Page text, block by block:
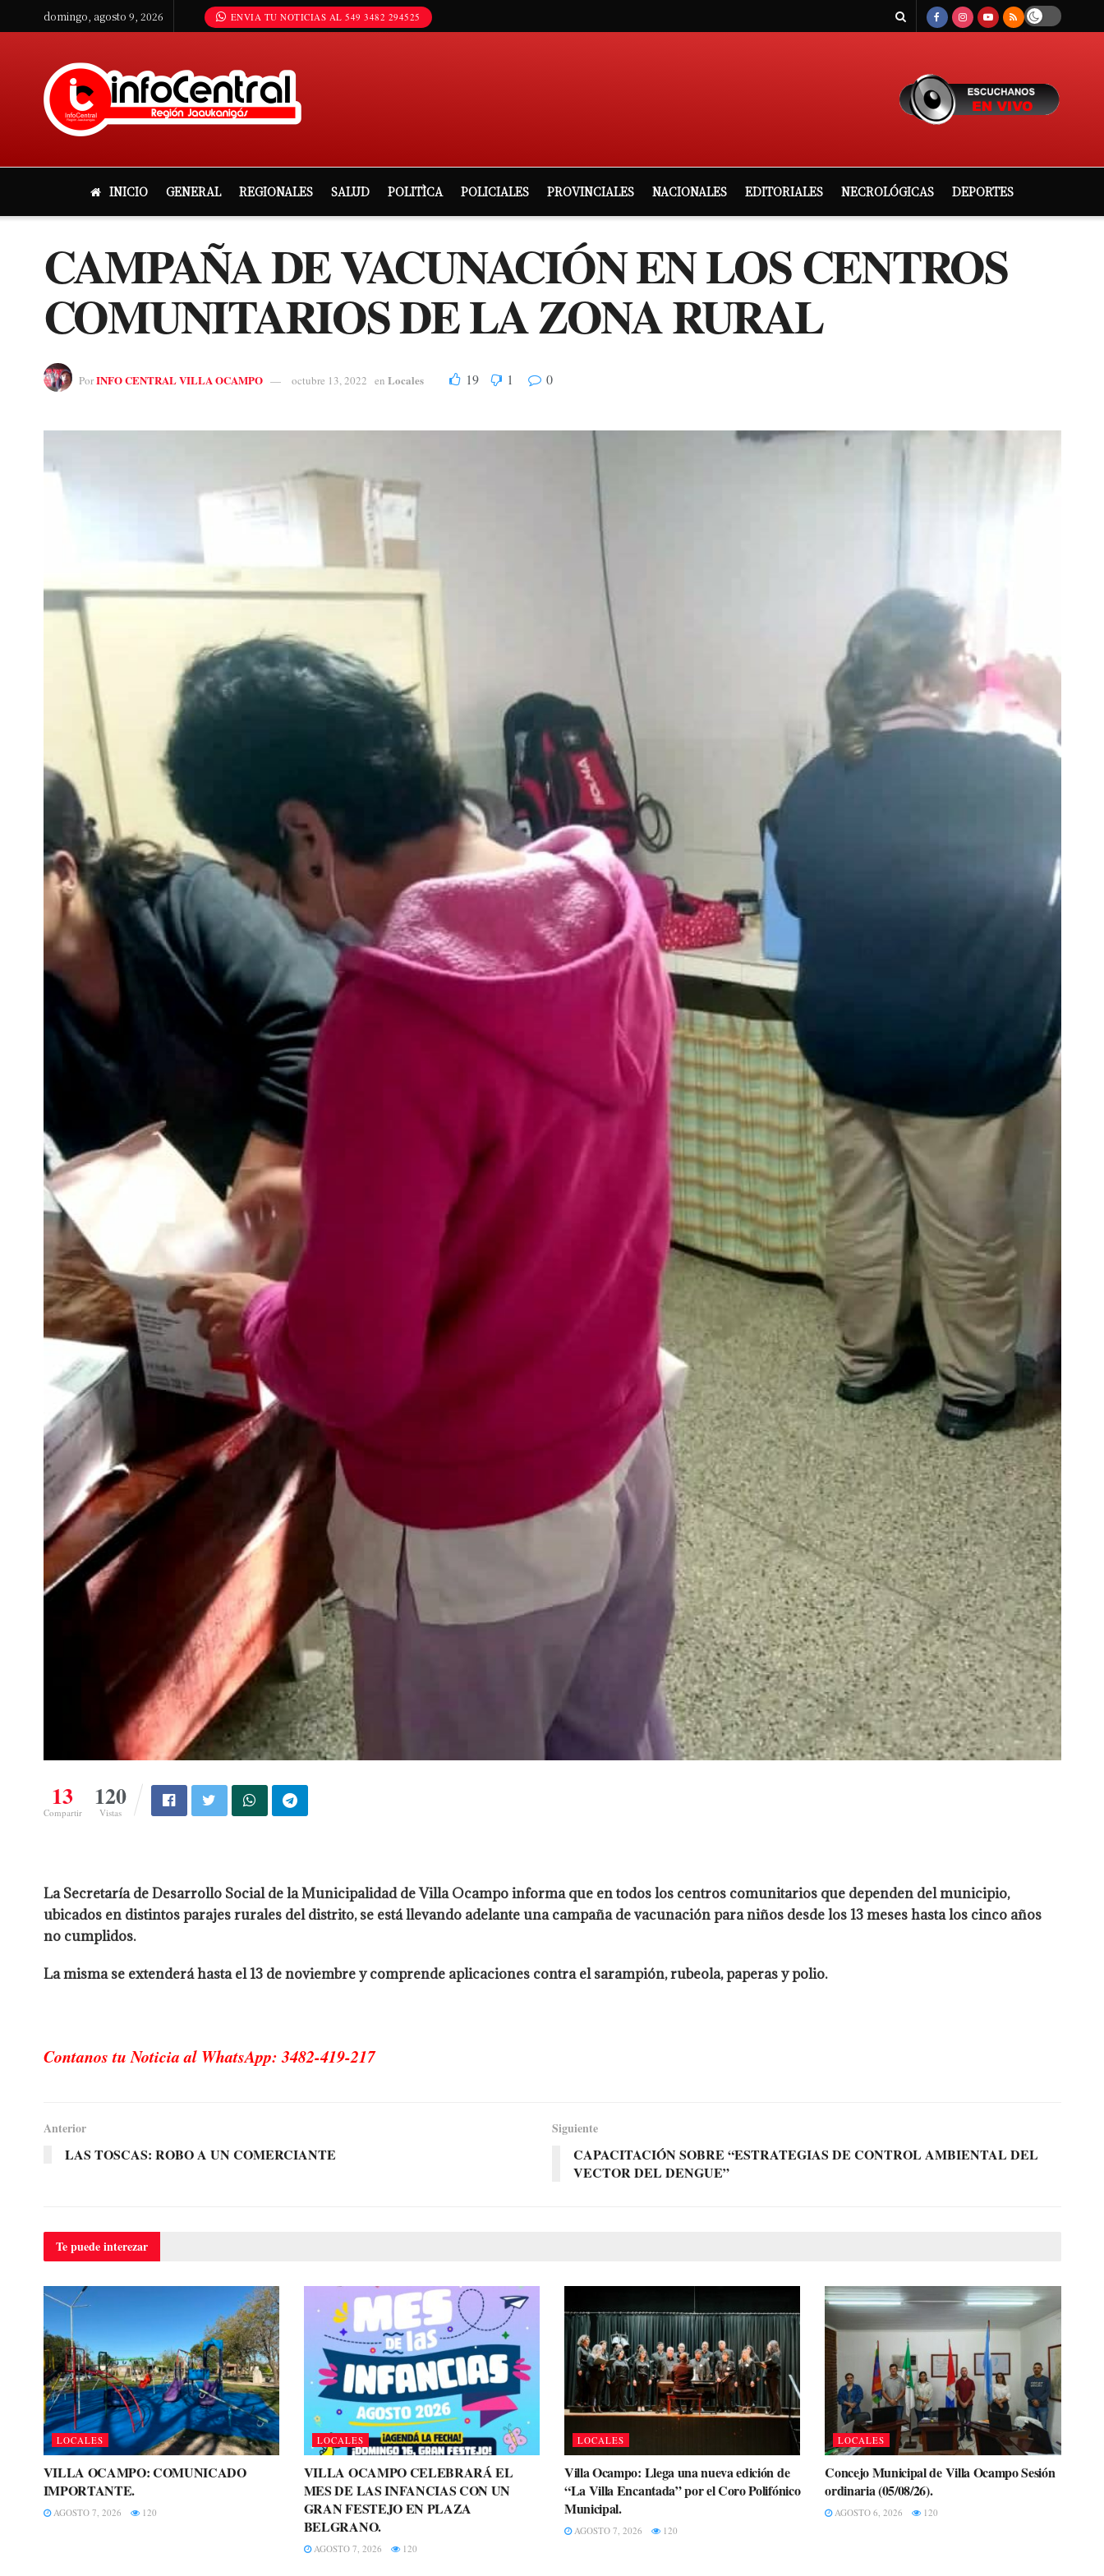
domingo, agosto 9, 2026 ENVIA TU NOTICIAS AL 549 3482 294525
INICIO GENERAL REGIONALES SALUD POLITÌCA POLICIALES PROVINCIALES NACIONALES EDITORIALES NECROLÓGICAS DEPORTES
CAMPAÑA DE VACUNACIÓN EN LOS CENTROS
COMUNITARIOS DE LA ZONA RURAL
PorINFO CENTRAL VILLA OCAMPO octubre 13, 2022 en Locales 19 1 0
13
Compartir
120
Vistas
La Secretaría de Desarrollo Social de la Municipalidad de Villa Ocampo informa que en todos los centros comunitarios que dependen del municipio,
ubicados en distintos parajes rurales del distrito, se está llevando adelante una campaña de vacunación para niños desde los 13 meses hasta los cinco años
no cumplidos.
La misma se extenderá hasta el 13 de noviembre y comprende aplicaciones contra el sarampión, rubeola, paperas y polio.
Contanos tu Noticia al WhatsApp: 3482-419-217
Anterior
LAS TOSCAS: ROBO A UN COMERCIANTE
Siguiente
CAPACITACIÓN SOBRE “ESTRATEGIAS DE CONTROL AMBIENTAL DEL
VECTOR DEL DENGUE”
Te puedeinterezar
LOCALES
VILLA OCAMPO: COMUNICADO
IMPORTANTE.
AGOSTO 7, 2026 120
LOCALES
VILLA OCAMPO CELEBRARÁ EL
MES DE LAS INFANCIAS CON UN
GRAN FESTEJO EN PLAZA
BELGRANO.
AGOSTO 7, 2026 120
LOCALES
Villa Ocampo: Llega una nueva edición de
“La Villa Encantada” por el Coro Polifónico
Municipal.
AGOSTO 7, 2026 120
LOCALES
Concejo Municipal de Villa Ocampo Sesión
ordinaria (05/08/26).
AGOSTO 6, 2026 120